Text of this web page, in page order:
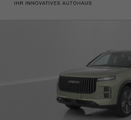
GmbH
Gebrauchtwagen